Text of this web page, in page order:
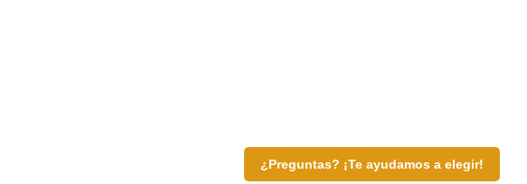
¿Preguntas? ¡Te ayudamos a elegir!